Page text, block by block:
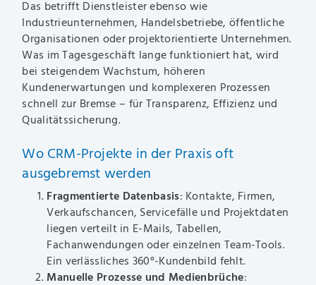
Das betrifft Dienstleister ebenso wie
Industrieunternehmen, Handelsbetriebe, öffentliche
Organisationen oder projektorientierte Unternehmen.
Was im Tagesgeschäft lange funktioniert hat, wird
bei steigendem Wachstum, höheren
Kundenerwartungen und komplexeren Prozessen
schnell zur Bremse – für Transparenz, Effizienz und
Qualitätssicherung.
Wo CRM-Projekte in der Praxis oft
ausgebremst werden
Fragmentierte Datenbasis: Kontakte, Firmen,
Verkaufschancen, Servicefälle und Projektdaten
liegen verteilt in E-Mails, Tabellen,
Fachanwendungen oder einzelnen Team-Tools.
Ein verlässliches 360°-Kundenbild fehlt.
Manuelle Prozesse und Medienbrüche: